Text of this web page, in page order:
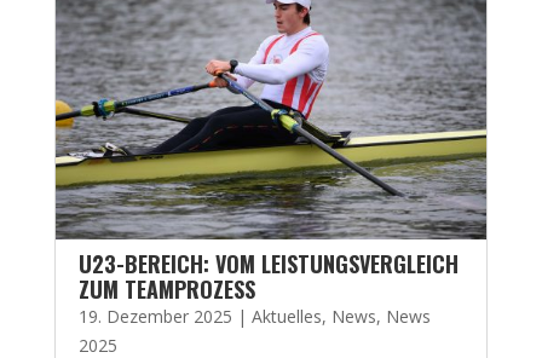
U23-BEREICH: VOM LEISTUNGSVERGLEICH
ZUM TEAMPROZESS
19. Dezember 2025 | Aktuelles, News, News
2025